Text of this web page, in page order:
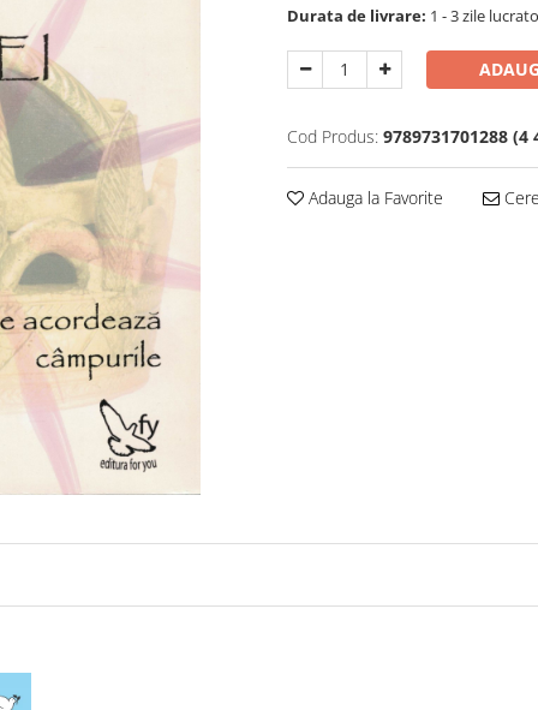
Durata de livrare: 1 - 3 zile
Cod Produs: 9789731701288 (4
Adauga la Favorite